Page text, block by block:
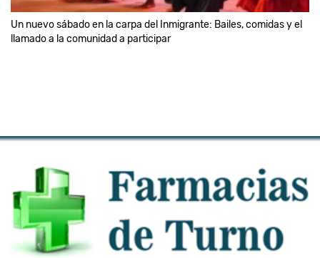
Un nuevo sábado en la carpa del Inmigrante: Bailes, comidas y el
llamado a la comunidad a participar